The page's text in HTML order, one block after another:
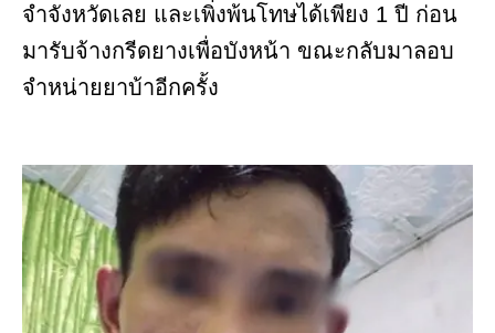
จำจังหวัดเลย และเพิ่งพ้นโทษได้เพียง 1 ปี ก่อน
มารับจ้างกรีดยางเพื่อบังหน้า ขณะกลับมาลอบ
จำหน่ายยาบ้าอีกครั้ง